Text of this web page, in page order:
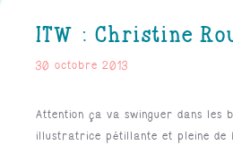
ITW : Christine
30 octobre 2013
Attention ça va swinguer dans les
illustratrice pétillante et pleine de